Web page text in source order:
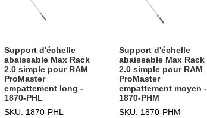
Support d'échelle
abaissable Max Rack
2.0 simple pour RAM
ProMaster
empattement long -
1870-PHL
SKU: 1870-PHL
Support d'échelle
abaissable Max Rack
2.0 simple pour RAM
ProMaster
empattement moyen -
1870-PHM
SKU: 1870-PHM